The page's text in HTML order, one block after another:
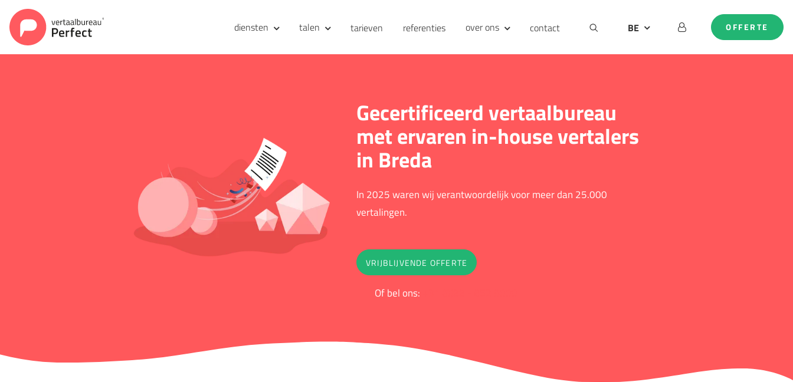
diensten talen tarieven referenties over ons contact
BE
OFFERTE
Gecertificeerd vertaalbureau
met ervaren in-house vertalers
in Breda
In 2025 waren wij verantwoordelijk voor meer dan 25.000
vertalingen.
VRIJBLIJVENDE OFFERTE
Of bel ons: